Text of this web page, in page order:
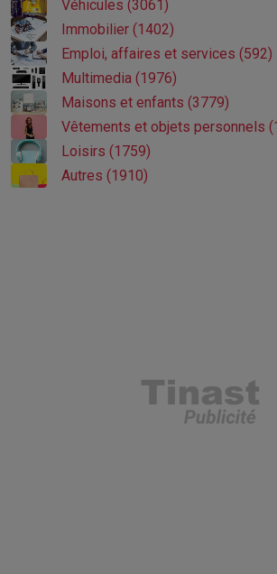
Véhicules (3061)
Immobilier (1402)
Emploi, affaires et services (592)
Multimedia (1976)
Maisons et enfants (3779)
Vêtements et objets personnels
Loisirs (1759)
Autres (1910)